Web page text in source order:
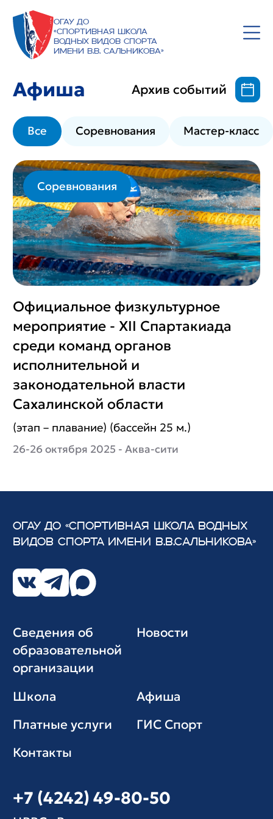
ОГАУ ДО
«Спортивная школа
водных видов спорта
имени В.В. Сальникова»
Афиша Архив событий
Все Соревнования Мастер-класс
Соревнования
Официальное физкультурное
мероприятие - XII Спартакиада
среди команд органов
исполнительной и
законодательной власти
Сахалинской области
(этап – плавание) (бассейн 25 м.)
26-26 октября 2025 - Аква-сити
ОГАУ ДО «СПОРТИВНАЯ ШКОЛА ВОДНЫХ
ВИДОВ СПОРТА ИМЕНИ В.В.САЛЬНИКОВА»
Сведения об
образовательной
организации
Новости
Школа
Афиша
Платные услуги
ГИС Cпорт
Контакты
+7 (4242) 49-80-50